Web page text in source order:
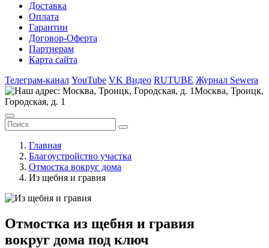
Доставка
Оплата
Гарантии
Договор-Оферта
Партнерам
Карта сайта
Телеграм-канал YouTube VK Видео RUTUBE Журнал Sewera
Москва, Троицк,
Городская, д. 1
Главная
Благоустройство участка
Отмостка вокруг дома
Из щебня и гравия
Отмостка из щебня и гравия
вокруг дома под ключ